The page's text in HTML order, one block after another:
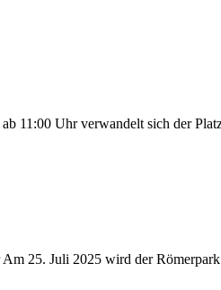
11:00 Uhr verwandelt sich der
25. Juli 2025 wird der